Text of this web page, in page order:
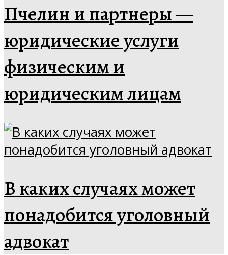
Пчелин и партнеры —
юридические услуги
физическим и
юридическим лицам
В каких случаях может
понадобится уголовный
адвокат